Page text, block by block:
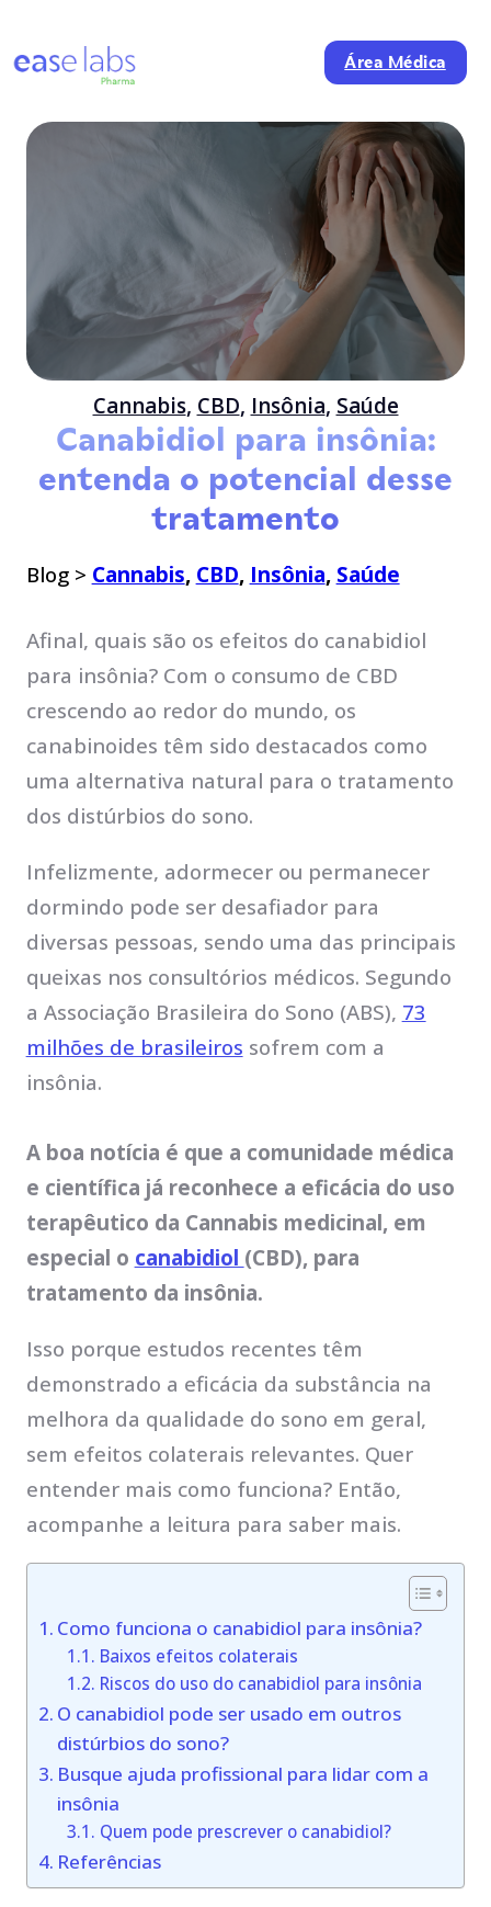
Área Médica
Cannabis, CBD, Insônia, Saúde
Canabidiol para insônia:
entenda o potencial desse
tratamento
Blog > Cannabis, CBD, Insônia, Saúde
Afinal, quais são os efeitos do canabidiol
para insônia? Com o consumo de CBD
crescendo ao redor do mundo, os
canabinoides têm sido destacados como
uma alternativa natural para o tratamento
dos distúrbios do sono.
Infelizmente, adormecer ou permanecer
dormindo pode ser desafiador para
diversas pessoas, sendo uma das principais
queixas nos consultórios médicos. Segundo
a Associação Brasileira do Sono (ABS), 73
milhões de brasileiros sofrem com a
insônia.
A boa notícia é que a comunidade médica
e científica já reconhece a eficácia do uso
terapêutico da Cannabis medicinal, em
especial o canabidiol (CBD), para
tratamento da insônia.
Isso porque estudos recentes têm
demonstrado a eficácia da substância na
melhora da qualidade do sono em geral,
sem efeitos colaterais relevantes. Quer
entender mais como funciona? Então,
acompanhe a leitura para saber mais.
Como funciona o canabidiol para insônia?
Baixos efeitos colaterais
Riscos do uso do canabidiol para insônia
O canabidiol pode ser usado em outros
distúrbios do sono?
Busque ajuda profissional para lidar com a
insônia
Quem pode prescrever o canabidiol?
Referências